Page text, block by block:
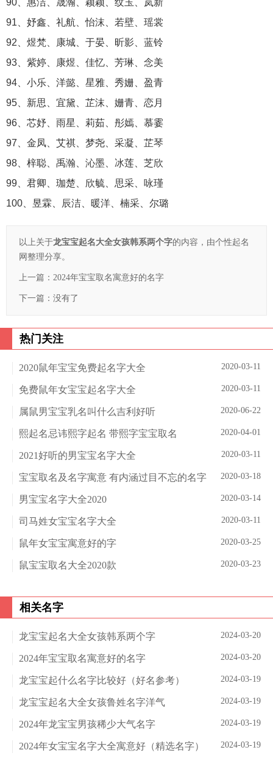
91、妤鑫、礼航、怡沫、若壁、瑶裳
92、煜梵、康城、于晏、昕影、蓝铃
93、紫婷、康煜、佳忆、芳琳、念美
94、小乐、洋懿、星雅、秀姗、盈青
95、新思、宜黛、芷沫、姗青、恋月
96、芯妤、雨星、莉茹、彤嫣、慕霎
97、金凤、艾祺、梦尧、采凝、芷琴
98、梓聪、禹瀚、沁墨、冰莲、芝欣
99、君卿、珈楚、欣毓、思采、咏瑾
100、昱霖、辰洁、暖洋、楠采、尔璐
以上关于龙宝宝起名大全女孩韩系两个字的内容，由个性起名
网整理分享。
上一篇： 2024年宝宝取名寓意好的名字
下一篇：没有了
热门关注
2020-03-11
2020鼠年宝宝免费起名字大全
2020-03-11
免费鼠年女宝宝起名字大全
2020-06-22
属鼠男宝宝乳名叫什么吉利好听
2020-04-01
熙起名忌讳熙字起名 带熙字宝宝取名
2020-03-11
2021好听的男宝宝名字大全
2020-03-18
宝宝取名及名字寓意 有内涵过目不忘的名字
2020-03-14
男宝宝名字大全2020
2020-03-11
司马姓女宝宝名字大全
2020-03-25
鼠年女宝宝寓意好的字
2020-03-23
鼠宝宝取名大全2020款
相关名字
2024-03-20
龙宝宝起名大全女孩韩系两个字
2024-03-20
2024年宝宝取名寓意好的名字
2024-03-19
龙宝宝起什么名字比较好（好名参考）
2024-03-19
龙宝宝起名大全女孩鲁姓名字洋气
2024-03-19
2024年龙宝宝男孩稀少大气名字
2024-03-19
2024年女宝宝名字大全寓意好（精选名字）